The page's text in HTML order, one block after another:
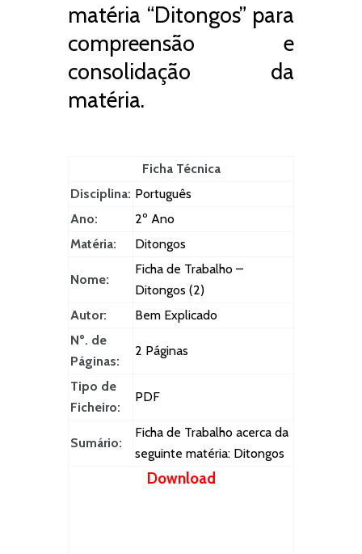
matéria “Ditongos” para
compreensão e
consolidação da
matéria.
Ficha Técnica
Disciplina: Português
Ano:
2º Ano
Matéria:
Ditongos
Nome:
Ficha de Trabalho –
Ditongos (2)
Autor:
Bem Explicado
Nº. de
Páginas:
2 Páginas
Tipo de
Ficheiro:
PDF
Sumário:
Ficha de Trabalho acerca da
seguinte matéria: Ditongos
Download